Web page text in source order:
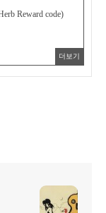
Reward code)
더보기